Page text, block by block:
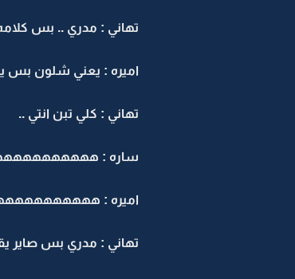
تهاني : مدري .. بس
اميره : يعني شلون بس
تهاني : كلي تبن انتي ..
ساره :
اميره :
تهاني : مدري بس صاير